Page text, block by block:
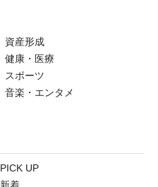
資産形成
健康・医療
スポーツ
音楽・エンタメ
PICK UP